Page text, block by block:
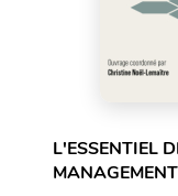
L'ESSENTIEL